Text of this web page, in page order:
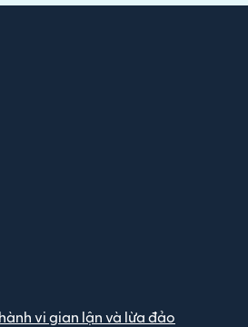
vi gian lận và lừa đảo